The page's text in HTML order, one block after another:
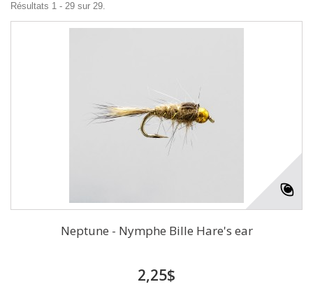
Résultats 1 - 29 sur 29.
Neptune - Nymphe Bille Hare's ear
2,25$